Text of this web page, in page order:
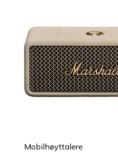
Mobilhøyttalere